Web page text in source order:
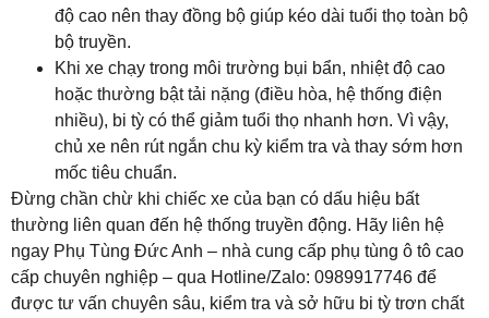
độ cao nên thay đồng bộ giúp kéo dài tuổi thọ toàn bộ
bộ truyền.
Khi xe chạy trong môi trường bụi bẩn, nhiệt độ cao
hoặc thường bật tải nặng (điều hòa, hệ thống điện
nhiều), bi tỳ có thể giảm tuổi thọ nhanh hơn. Vì vậy,
chủ xe nên rút ngắn chu kỳ kiểm tra và thay sớm hơn
mốc tiêu chuẩn.
Đừng chần chừ khi chiếc xe của bạn có dấu hiệu bất
thường liên quan đến hệ thống truyền động. Hãy liên hệ
ngay Phụ Tùng Đức Anh – nhà cung cấp phụ tùng ô tô cao
cấp chuyên nghiệp – qua Hotline/Zalo: 0989917746 để
được tư vấn chuyên sâu, kiểm tra và sở hữu bi tỳ trơn chất